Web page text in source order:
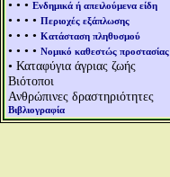
• • • Ενδημικά ή απειλούμενα είδη
• • • • Περιοχές εξάπλωσης
• • • • Κατάσταση πληθυσμού
• • • • Νομικό καθεστώς προστασίας
• Καταφύγια άγριας ζωής
Βιότοποι
Ανθρώπινες δραστηριότητες
Βιβλιογραφία